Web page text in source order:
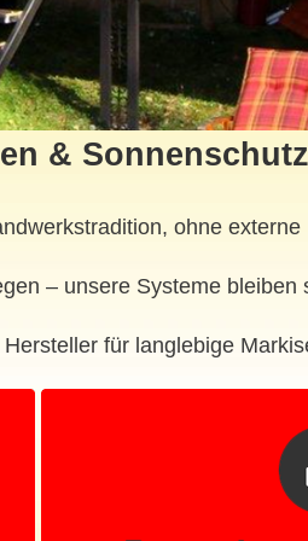
&
ohne externe
– unsere Systeme bleiben
für langlebige